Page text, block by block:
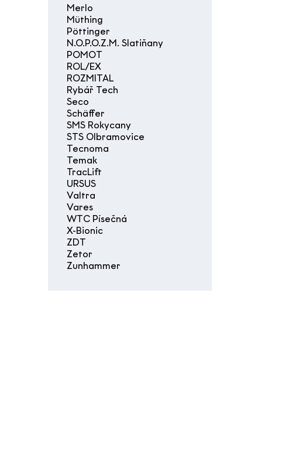
Merlo
Müthing
Pöttinger
N.O.P.O.Z.M. Slatiňany
POMOT
ROL/EX
ROZMITAL
Rybář Tech
Seco
Schäffer
SMS Rokycany
STS Olbramovice
Tecnoma
Temak
TracLift
URSUS
Valtra
Vares
WTC Písečná
X-Bionic
ZDT
Zetor
Zunhammer